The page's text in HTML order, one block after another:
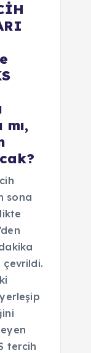
mı,
sona
çevrildi.
tercih